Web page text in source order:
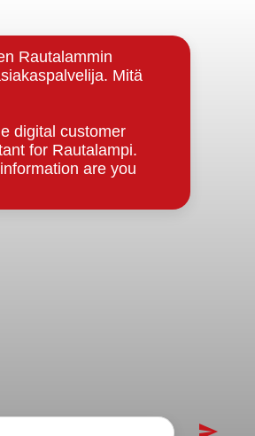
ohjeet, suunnitelmat, säännöt ja